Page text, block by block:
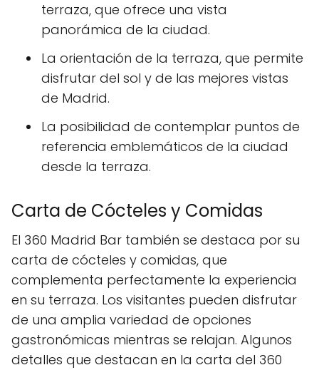
terraza, que ofrece una vista
panorámica de la ciudad.
La orientación de la terraza, que permite
disfrutar del sol y de las mejores vistas
de Madrid.
La posibilidad de contemplar puntos de
referencia emblemáticos de la ciudad
desde la terraza.
Carta de Cócteles y Comidas
El 360 Madrid Bar también se destaca por su
carta de cócteles y comidas, que
complementa perfectamente la experiencia
en su terraza. Los visitantes pueden disfrutar
de una amplia variedad de opciones
gastronómicas mientras se relajan. Algunos
detalles que destacan en la carta del 360